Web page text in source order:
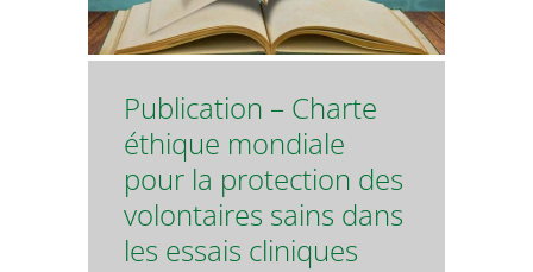
Publication – Charte
éthique mondiale
pour la protection des
volontaires sains dans
les essais cliniques